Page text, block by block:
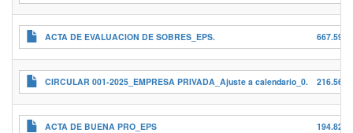
ACTA DE EVALUACION DE SOBRES_EPS. 667.59
CIRCULAR 001-2025_EMPRESA PRIVADA_Ajuste a calendario_0. 216.56
ACTA DE BUENA PRO_EPS 194.82